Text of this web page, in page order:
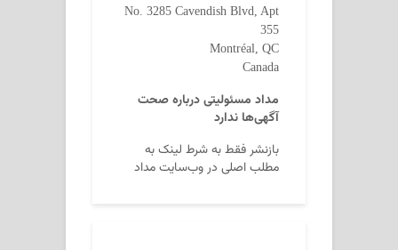
No. 3285 Cavendish Blvd, Apt
355
Montréal, QC
Canada
مداد مسئولیتی درباره صحت
آگهی‌ها ندارد
بازنشر فقط به شرط لینک به
مطلب اصلی در وب‌سایت مداد